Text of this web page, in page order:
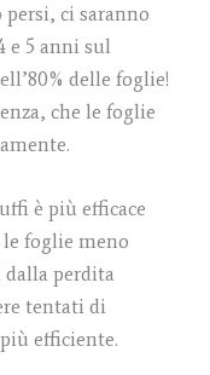
ci saranno
e 5 anni sul
delle foglie!
che le foglie
è più efficace
foglie meno
dalla perdita
tentati di
efficiente.